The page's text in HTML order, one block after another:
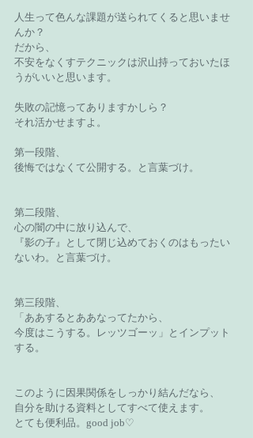
人生って色んな課題が送られてくると思いませ
んか？
だから、
不安をなくすテクニックは沢山持っておいたほ
うがいいと思います。
失敗の記憶ってありますかしら？
それ活かせますよ。
第一段階、
後悔ではなくて公開する。と言葉づけ。
第二段階、
心の闇の中に放り込んで、
『影の子』として閉じ込めておくのはもったい
ないわ。と言葉づけ。
第三段階、
「ああするとああなってたから、
今度はこうする。レッツゴーッ」とインプット
する。
このように因果関係をしっかり結んだなら、
自分を助ける資料としてすべて使えます。
とても便利品。good job♡